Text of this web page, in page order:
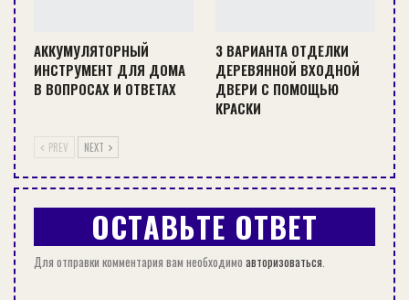
Все вышеперечисленные признаки требуют
капитального ремонта всего строения, иначе
жить там будет небезопасно. Для того чтобы
определить состояние деревянного дома
можно использовать шило, нож (для
АККУМУЛЯТОРНЫЙ
ИНСТРУМЕНТ ДЛЯ ДОМА
В ВОПРОСАХ И ОТВЕТАХ
3 ВАРИАНТА ОТДЕЛКИ
ДЕРЕВЯННОЙ ВХОДНОЙ
ДВЕРИ С ПОМОЩЬЮ
КРАСКИ
PREV NEXT
ОСТАВЬТЕ ОТВЕТ
Для отправки комментария вам необходимо авторизоваться.